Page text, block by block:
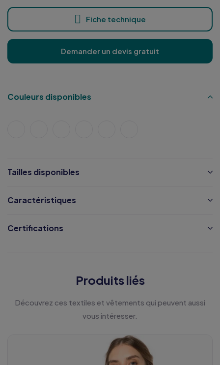
Fiche technique
Demander un devis gratuit
Couleurs disponibles
Tailles disponibles
Caractéristiques
Certifications
Produits liés
Découvrez ces textiles et vêtements qui peuvent aussi
vous intéresser.